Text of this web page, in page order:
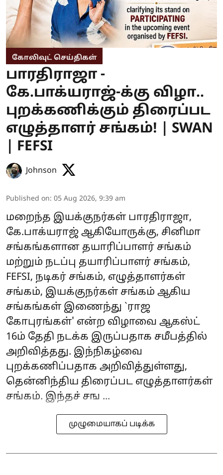
கோலிவுட் செய்திகள்
பாரதிராஜா -
கே.பாக்யராஜ்-க்கு விழா..
புறக்கணிக்கும் திரைப்பட
எழுத்தாளர் சங்கம்! | SWAN
| FEFSI
Johnson
Published on: 05 Aug 2026, 9:39 am
மறைந்த இயக்குநர்கள் பாரதிராஜா,
கே.பாக்யராஜ் ஆகியோருக்கு, சினிமா
சங்கங்களான தயாரிப்பாளர் சங்கம்
மற்றும் நடப்பு தயாரிப்பாளர் சங்கம்,
FEFSI, நடிகர் சங்கம், எழுத்தாளர்கள்
சங்கம், இயக்குநர்கள் சங்கம் ஆகிய
சங்கங்கள் இணைந்து `ராஜ
கோபுரங்கள்' என்ற விழாவை ஆகஸ்ட்
16ம் தேதி நடக்க இருப்பதாக சமீபத்தில்
அறிவித்தது. இந்நிகழ்வை
புறக்கணிப்பதாக அறிவித்துள்ளது,
தென்னிந்திய திரைப்பட எழுத்தாளர்கள்
சங்கம். இந்தச் சங ...
முழுமையாகப் படிக்க